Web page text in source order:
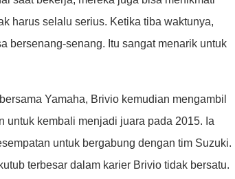
harus selalu serius. Ketika tiba waktunya,
bersenang-senang. Itu sangat menarik untuk
Yamaha, Brivio kemudian mengambil
untuk kembali menjadi juara pada 2015. Ia
untuk bergabung dengan tim Suzuki.
terbesar dalam karier Brivio tidak bersatu.